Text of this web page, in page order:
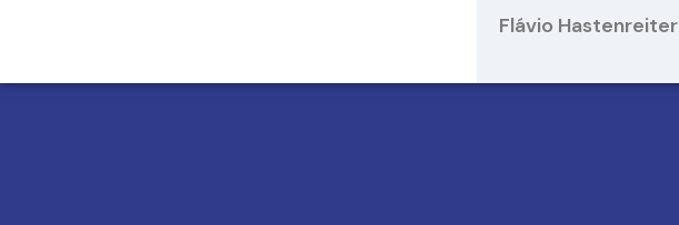
Flávio Hastenreiter